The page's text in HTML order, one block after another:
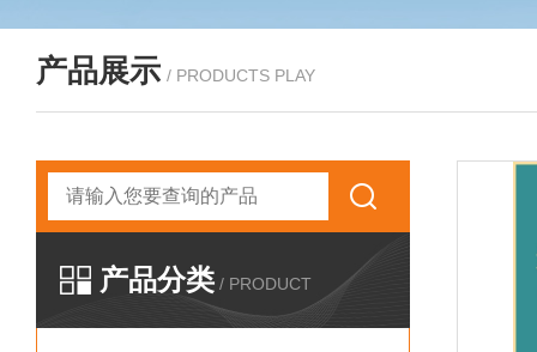
产品展示 / PRODUCTS PLAY
产品分类 / PRODUCT